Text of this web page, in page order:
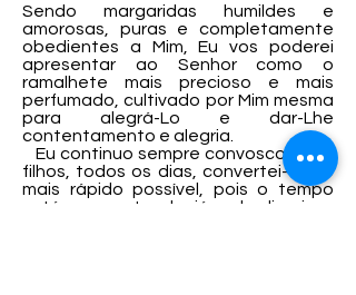
Sendo margaridas humildes e
amorosas, puras e completamente
obedientes a Mim, Eu vos poderei
apresentar ao Senhor como o
ramalhete mais precioso e mais
perfumado, cultivado por Mim mesma
para alegrá-Lo e dar-Lhe
contentamento e alegria.
Eu continuo sempre convosco Meus
filhos, todos os dias, convertei-vos o
mais rápido possível, pois o tempo
está se esgotando, já vo-lo digo isso